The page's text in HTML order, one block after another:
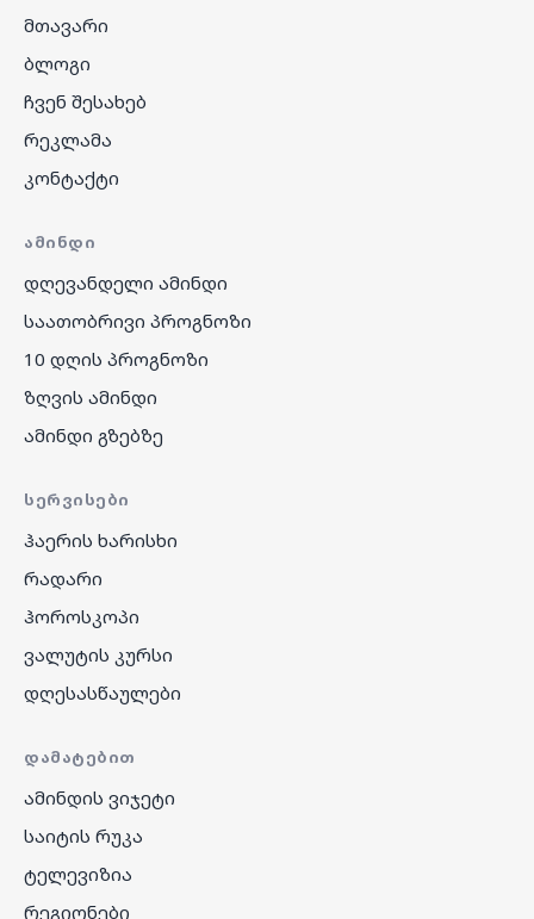
მთავარი
ბლოგი
ჩვენ შესახებ
რეკლამა
კონტაქტი
ᲐᲛᲘᲜᲓᲘ
დღევანდელი ამინდი
საათობრივი პროგნოზი
10 დღის პროგნოზი
ზღვის ამინდი
ამინდი გზებზე
ᲡᲔᲠᲕᲘᲡᲔᲑᲘ
ჰაერის ხარისხი
რადარი
ჰოროსკოპი
ვალუტის კურსი
დღესასწაულები
ᲓᲐᲛᲐᲢᲔᲑᲘᲗ
ამინდის ვიჯეტი
საიტის რუკა
ტელევიზია
რეგიონები